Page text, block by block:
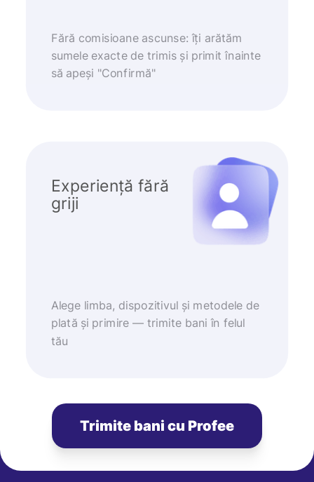
Fără comisioane ascunse: îți arătăm
sumele exacte de trimis și primit înainte
să apeși "Confirmă"
Experiență fără
griji
Alege limba, dispozitivul și metodele de
plată și primire — trimite bani în felul
tău
Trimite bani cu Profee